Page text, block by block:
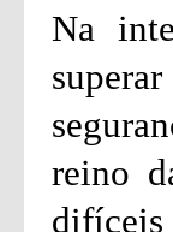
Na
reino